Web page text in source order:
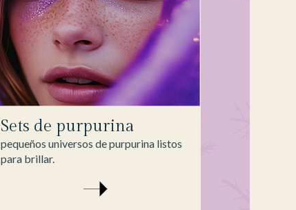
Sets de purpurina
pequeños universos de purpurina listos
para brillar.